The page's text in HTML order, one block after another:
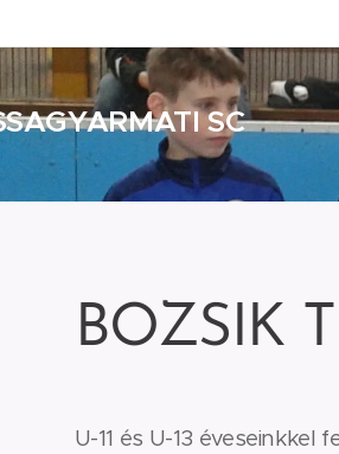
SC
SPORT CLUB
BOZSIK
U-11 és U-13